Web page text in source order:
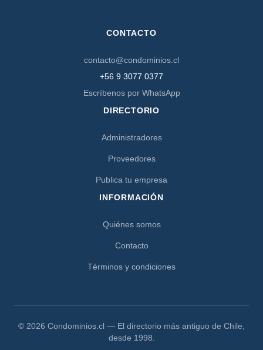
CONTACTO
contacto@condominios.cl
+56 9 3077 0377
Escríbenos por WhatsApp
DIRECTORIO
Administradores
Proveedores
Publica tu empresa
INFORMACIÓN
Quiénes somos
Contacto
Términos y condiciones
© 2026 Condominios.cl — El directorio más antiguo de Chile,
desde 1998.